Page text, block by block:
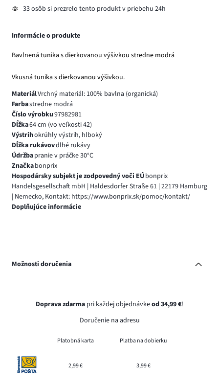
33 osôb si prezrelo tento produkt v priebehu 24h
Informácie o produkte
Bavlnená tunika s dierkovanou výšivkou stredne modrá
Vkusná tunika s dierkovanou výšivkou.
MateriálVrchný materiál: 100% bavlna (organická)
Farbastredne modrá
Číslo výrobku97982981
Dĺžka64 cm (vo veľkosti 42)
Výstrihokrúhly výstrih, hlboký
Dĺžka rukávovdlhé rukávy
Údržbapranie v práčke 30°C
Značkabonprix
Hospodársky subjekt je zodpovedný voči EÚbonprix
Handelsgesellschaft mbH | Haldesdorfer Straße 61 | 22179 Hamburg
| Nemecko, Kontakt: https://www.bonprix.sk/pomoc/kontakt/
Doplňujúce informácie
Možnosti doručenia
Doprava zdarma pri každej objednávkeod 34,99 €!
Doručenie na adresu
Platobná karta Platba na dobierku
2,99 € 3,99 €